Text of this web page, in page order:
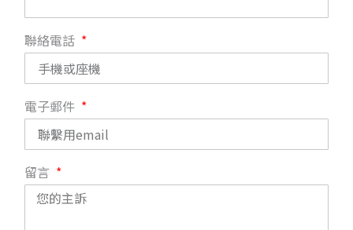
聯絡電話
電子郵件
留言